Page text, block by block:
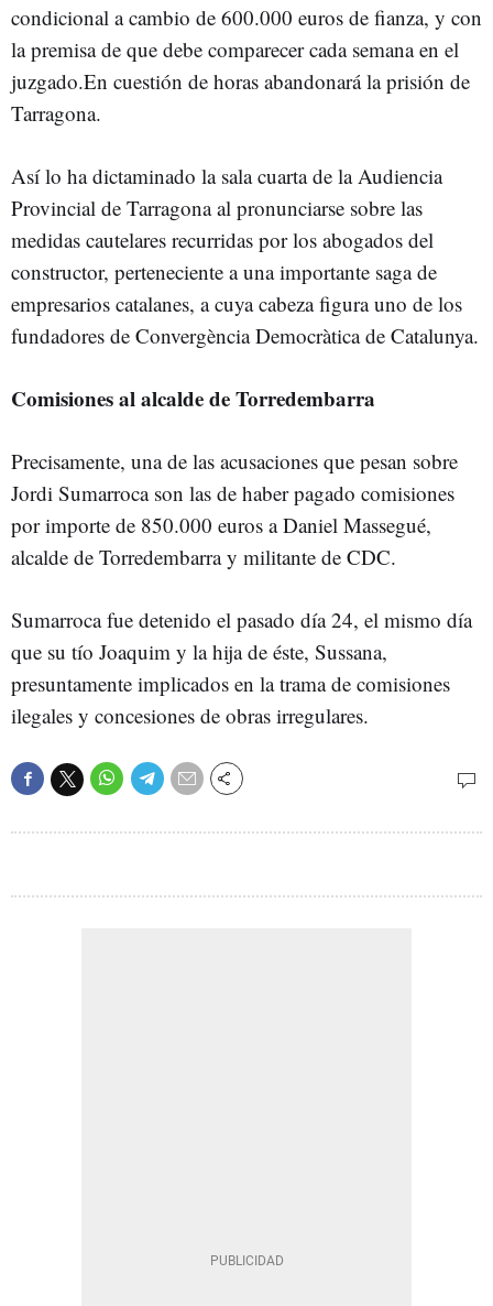
condicional a cambio de 600.000 euros de fianza, y con
la premisa de que debe comparecer cada semana en el
juzgado.En cuestión de horas abandonará la prisión de
Tarragona.
Así lo ha dictaminado la sala cuarta de la Audiencia
Provincial de Tarragona al pronunciarse sobre las
medidas cautelares recurridas por los abogados del
constructor, perteneciente a una importante saga de
empresarios catalanes, a cuya cabeza figura uno de los
fundadores de Convergència Democràtica de Catalunya.
Comisiones al alcalde de Torredembarra
Precisamente, una de las acusaciones que pesan sobre
Jordi Sumarroca son las de haber pagado comisiones
por importe de 850.000 euros a Daniel Massegué,
alcalde de Torredembarra y militante de CDC.
Sumarroca fue detenido el pasado día 24, el mismo día
que su tío Joaquim y la hija de éste, Sussana,
presuntamente implicados en la trama de comisiones
ilegales y concesiones de obras irregulares.